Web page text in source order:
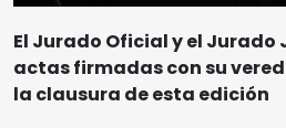
Videos
Facultad de
El Jurado Oficial y el Jurado
actas firmadas con su
la clausura de esta edición